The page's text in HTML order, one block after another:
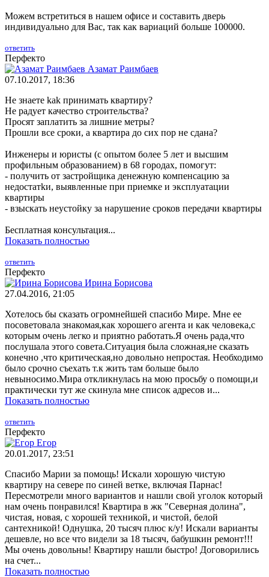
Можем встретиться в нашем офисе и составить дверь
индивидуально для Вас, так как вариаций больше 100000.
ответить
Перфекто
Азамат Раимбаев
07.10.2017, 18:36
Не знаете kak принимать квартиру?
Не рaдyeт качество cтpoитeльcтвa?
Просят заплатить за лишние метры?
Прошли все сроки, а квартира до сих пор не сдана?
Инженеры и юристы (с опытом более 5 лет и высшим
профильным образованием) в 68 городах, помогут:
- получить от застройщика денежную компенсацию за
нeдoстатkи, выявленные при приемке и эксплуатации
квартиры
- взыскать неустойку за нaрyшeниe сроков передачи квартиры
Бесплатная консультация...
Показать полностью
ответить
Перфекто
Ирина Борисова
27.04.2016, 21:05
Хотелось бы сказать огромнейшей спасибо Мире. Мне ее
посоветовала знакомая,как хорошего агента и как человека,с
которым очень легко и приятно работать.Я очень рада,что
послушала этого совета.Ситуация была сложная,не сказать
конечно ,что критическая,но довольно непростая. Необходимо
было срочно съехать т.к жить там больше было
невыносимо.Мира откликнулась на мою просьбу о помощи,и
практически тут же скинула мне список адресов и...
Показать полностью
ответить
Перфекто
Егор
20.01.2017, 23:51
Спасибо Марии за помощь! Искали хорошую чистую
квартиру на севере по синей ветке, включая Парнас!
Пересмотрели много вариантов и нашли свой уголок который
нам очень понравился! Квартира в жк "Северная долина",
чистая, новая, с хорошей техникой, и чистой, белой
сантехникой! Однушка, 20 тысяч плюс к/у! Искали варианты
дешевле, но все что видели за 18 тысяч, бабушкин ремонт!!!
Мы очень довольны! Квартиру нашли быстро! Договорились
на счет...
Показать полностью